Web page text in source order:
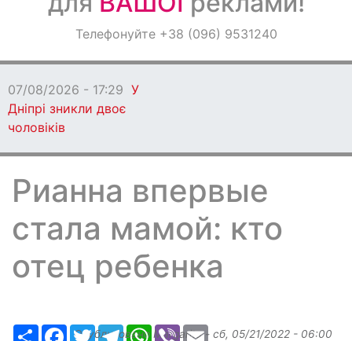
ОголошенняТелефонуйте +38 (096) 9531240
07/08/2026 - 17:29 У
Дніпрі зникли двоє
чоловіків
Рианна впервые
стала мамой: кто
отец ребенка
РесурсFacebook
TwitterTelegramWhatsApp
ViberEmail
Опубликовано Margarita- сб, 05/21/2022 - 06:00